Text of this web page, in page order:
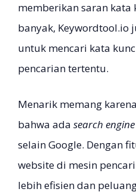
memberikan saran kata
banyak, Keywordtool.io
untuk mencari kata
pencarian tertentu.
Menarik memang
bahwa ada search engine
selain Google. Dengan
website di mesin
lebih efisien dan